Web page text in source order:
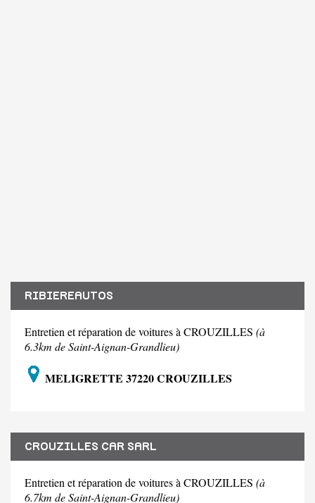
RIBIEREAUTOS
Entretien et réparation de voitures à CROUZILLES (à
6.3km de Saint-Aignan-Grandlieu)
MELIGRETTE 37220 CROUZILLES
CROUZILLES CAR SARL
Entretien et réparation de voitures à CROUZILLES (à
6.7km de Saint-Aignan-Grandlieu)